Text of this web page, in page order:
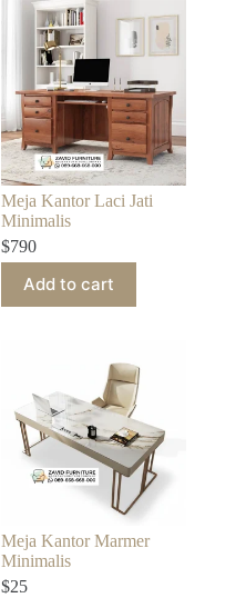
Meja Kantor Laci Jati
Minimalis
$790
Add to cart
Meja Kantor Marmer
Minimalis
$25